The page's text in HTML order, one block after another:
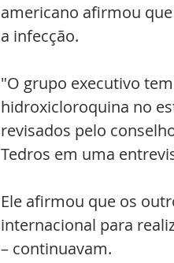
americano afirmou
a infecção.
"O grupo executivo
hidroxicloroquina no
revisados ​​pelo
Tedros em uma
Ele afirmou que os
internacional para
– continuavam.